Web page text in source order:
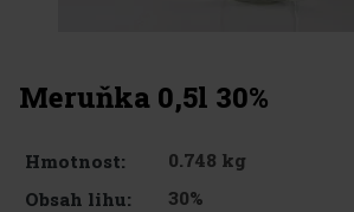
Meruňka 0,5l 30%
Hmotnost:
0.748 kg
Obsah lihu:
30%